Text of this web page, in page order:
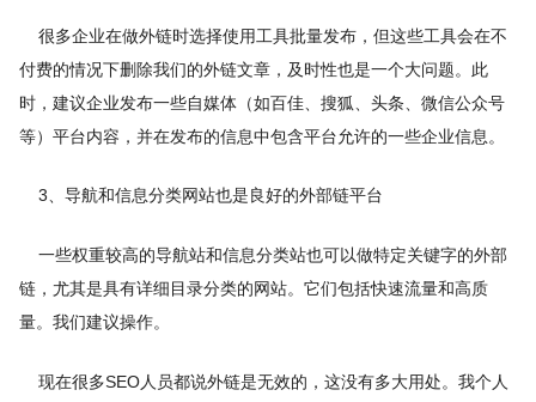
很多企业在做外链时选择使用工具批量发布，但这些工具会在不
付费的情况下删除我们的外链文章，及时性也是一个大问题。此
时，建议企业发布一些自媒体（如百佳、搜狐、头条、微信公众号
等）平台内容，并在发布的信息中包含平台允许的一些企业信息。
3、导航和信息分类网站也是良好的外部链平台
一些权重较高的导航站和信息分类站也可以做特定关键字的外部
链，尤其是具有详细目录分类的网站。它们包括快速流量和高质
量。我们建议操作。
现在很多SEO人员都说外链是无效的，这没有多大用处。我个人